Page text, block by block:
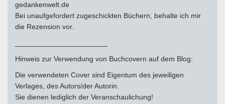
gedankenwelt.de
Bei unaufgefordert zugeschickten Büchern, behalte ich mir
die Rezension vor.
Hinweis zur Verwendung von Buchcovern auf dem Blog:
Die verwendeten Cover sind Eigentum des jeweiligen
Verlages, des Autors/der Autorin.
Sie dienen lediglich der Veranschaulichung!